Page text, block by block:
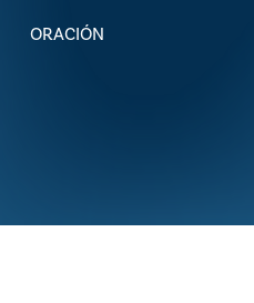
ORACIÓN